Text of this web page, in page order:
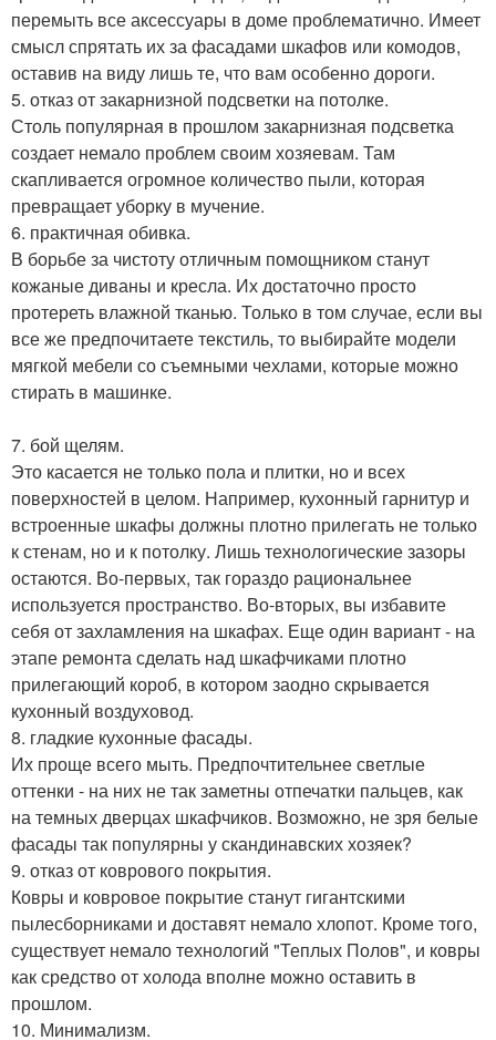
перемыть все аксессуары в доме проблематично. Имеет
смысл спрятать их за фасадами шкафов или комодов,
оставив на виду лишь те, что вам особенно дороги.
5. отказ от закарнизной подсветки на потолке.
Столь популярная в прошлом закарнизная подсветка
создает немало проблем своим хозяевам. Там
скапливается огромное количество пыли, которая
превращает уборку в мучение.
6. практичная обивка.
В борьбе за чистоту отличным помощником станут
кожаные диваны и кресла. Их достаточно просто
протереть влажной тканью. Только в том случае, если вы
все же предпочитаете текстиль, то выбирайте модели
мягкой мебели со съемными чехлами, которые можно
стирать в машинке.
7. бой щелям.
Это касается не только пола и плитки, но и всех
поверхностей в целом. Например, кухонный гарнитур и
встроенные шкафы должны плотно прилегать не только
к стенам, но и к потолку. Лишь технологические зазоры
остаются. Во-первых, так гораздо рациональнее
используется пространство. Во-вторых, вы избавите
себя от захламления на шкафах. Еще один вариант - на
этапе ремонта сделать над шкафчиками плотно
прилегающий короб, в котором заодно скрывается
кухонный воздуховод.
8. гладкие кухонные фасады.
Их проще всего мыть. Предпочтительнее светлые
оттенки - на них не так заметны отпечатки пальцев, как
на темных дверцах шкафчиков. Возможно, не зря белые
фасады так популярны у скандинавских хозяек?
9. отказ от коврового покрытия.
Ковры и ковровое покрытие станут гигантскими
пылесборниками и доставят немало хлопот. Кроме того,
существует немало технологий "Теплых Полов", и ковры
как средство от холода вполне можно оставить в
прошлом.
10. Минимализм.